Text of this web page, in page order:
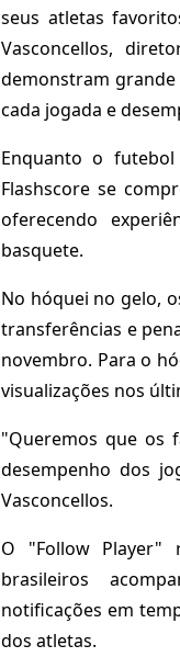
seus atletas
Vasconcellos,
demonstram grande
cada jogada e
Enquanto o
Flashscore se
oferecendo
basquete.
No hóquei no gelo,
transferências e
novembro. Para o
visualizações nos
"Queremos que os
desempenho dos
Vasconcellos.
O "Follow Player"
brasileiros
notificações em
dos atletas.